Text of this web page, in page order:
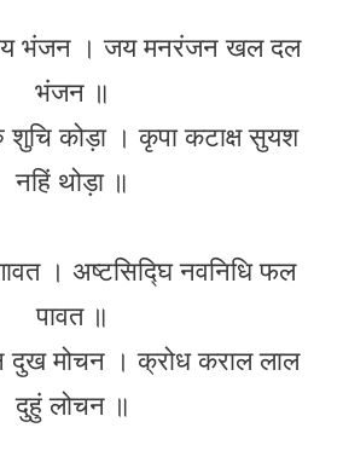
भंजन । जय मनरंजन खल दल
भंजन ॥
कोड़ा । कृपा कटाक्ष सुयश
नहिं थोड़ा ॥
। अष्टसिद्घि नवनिधि फल
पावत ॥
दुख मोचन । क्रोध कराल लाल
दुहुं लोचन ॥